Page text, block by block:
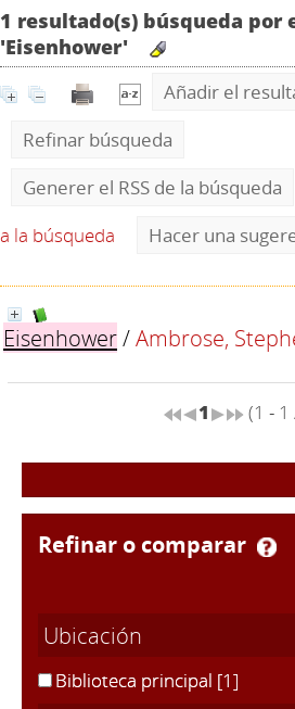
1 resultado(s) búsqueda por
'Eisenhower'
Añadir el
Refinar búsqueda
Generer el RSS de la búsqueda
a la búsqueda
Hacer una
Eisenhower/Ambrose,
1 (1 - 1
refinar o comparar
Ubicación
Biblioteca principal [1]